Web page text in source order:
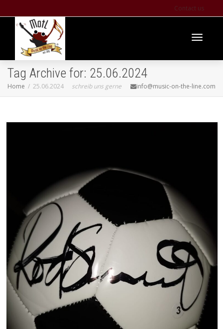
Contact us
Tag Archive for: 25.06.2024
Home 25.06.2024 schreib uns gerne info@music-on-the-line.com